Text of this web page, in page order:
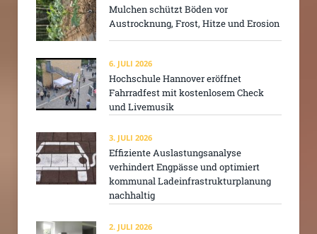
Mulchen schützt Böden vor
Austrocknung, Frost, Hitze und Erosion
6. JULI 2026
Hochschule Hannover eröffnet
Fahrradfest mit kostenlosem Check
und Livemusik
3. JULI 2026
Effiziente Auslastungsanalyse
verhindert Engpässe und optimiert
kommunal Ladeinfrastrukturplanung
nachhaltig
2. JULI 2026